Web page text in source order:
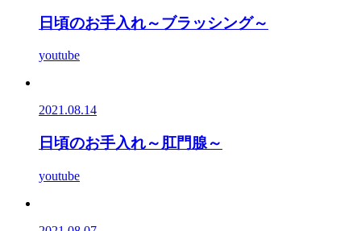
日頃のお手入れ～ブラッシング～
youtube
2021.08.14
日頃のお手入れ～肛門腺～
youtube